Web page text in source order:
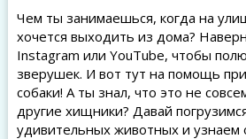
Чем ты занимаешься, когда на
хочется выходить из дома?
Instagram или YouTube, чтобы
зверушек. И вот тут на помощь
собаки! А ты знал, что это не
другие хищники? Давай
удивительных животных и узнаем